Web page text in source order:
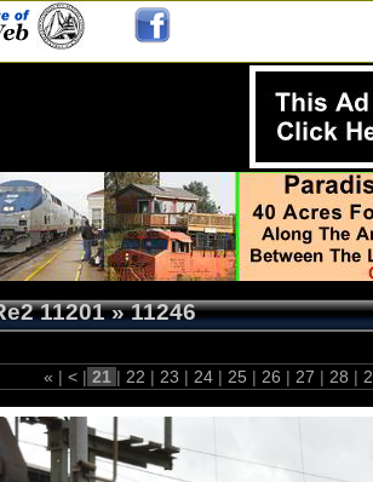
11201»11246
« | < | 21 | 22 | 23 | 24 | 25 | 26 | 27 | 28 |